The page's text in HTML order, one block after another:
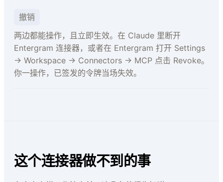
撤销
两边都能操作，且立即生效。在 Claude 里断开
Entergram 连接器，或者在 Entergram 打开 Settings
→ Workspace → Connectors → MCP 点击 Revoke。
你一操作，已签发的令牌当场失效。
这个连接器做不到的事